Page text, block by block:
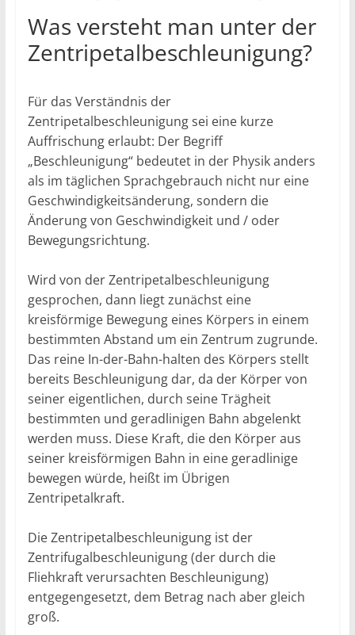
Was versteht man unter der
Zentripetalbeschleunigung?
Für das Verständnis der
Zentripetalbeschleunigung sei eine kurze
Auffrischung erlaubt: Der Begriff
„Beschleunigung“ bedeutet in der Physik anders
als im täglichen Sprachgebrauch nicht nur eine
Geschwindigkeitsänderung, sondern die
Änderung von Geschwindigkeit und / oder
Bewegungsrichtung.
Wird von der Zentripetalbeschleunigung
gesprochen, dann liegt zunächst eine
kreisförmige Bewegung eines Körpers in einem
bestimmten Abstand um ein Zentrum zugrunde.
Das reine In-der-Bahn-halten des Körpers stellt
bereits Beschleunigung dar, da der Körper von
seiner eigentlichen, durch seine Trägheit
bestimmten und geradlinigen Bahn abgelenkt
werden muss. Diese Kraft, die den Körper aus
seiner kreisförmigen Bahn in eine geradlinige
bewegen würde, heißt im Übrigen
Zentripetalkraft.
Die Zentripetalbeschleunigung ist der
Zentrifugalbeschleunigung (der durch die
Fliehkraft verursachten Beschleunigung)
entgegengesetzt, dem Betrag nach aber gleich
groß.